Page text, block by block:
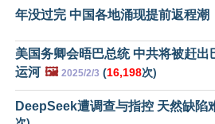
年没过完 中国各地涌现提前返程潮
美国务卿会晤巴总统 中共将被赶出
运河 🖼️ 2025/2/3 (16,198次)
DeepSeek遭调查与指控 天然缺陷